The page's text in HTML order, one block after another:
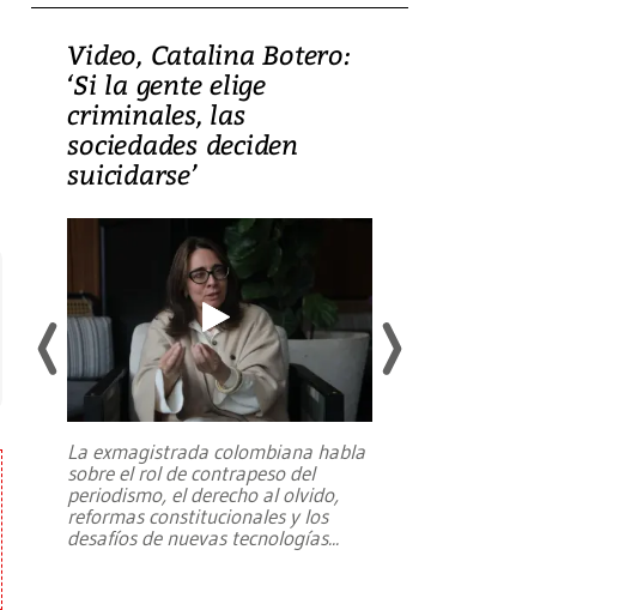
Video, Catalina Botero:
‘Si la gente elige
criminales, las
sociedades deciden
suicidarse’
La exmagistrada colombiana habla
sobre el rol de contrapeso del
periodismo, el derecho al olvido,
reformas constitucionales y los
desafíos de nuevas tecnologías...